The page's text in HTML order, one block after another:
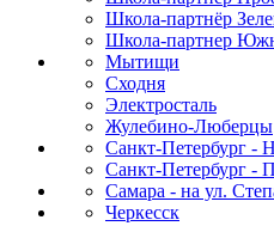
Школа-партнёр
Школа-партнер
Мытищи
Сходня
Электросталь
Жулебино-Люберцы
Санкт-Петербург -
Санкт-Петербург -
Самара - на ул.
Черкесск